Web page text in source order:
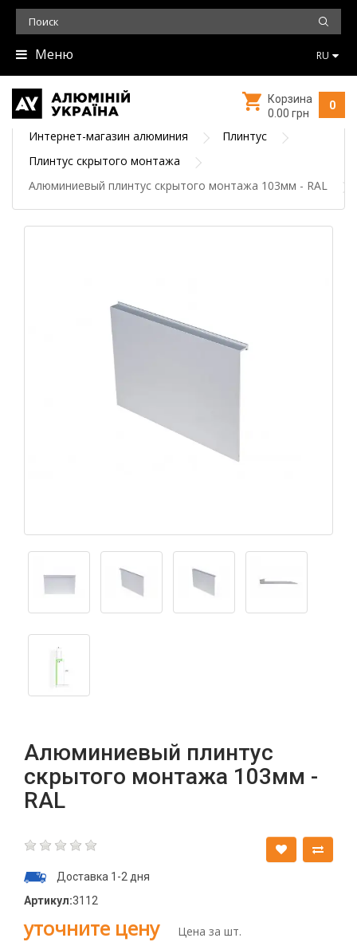
Меню RU
0
Корзина
0.00 грн
Интернет-магазин алюминия
Плинтус
Плинтус скрытого монтажа
Алюминиевый плинтус скрытого монтажа 103мм - RAL
Алюминиевый плинтус
скрытого монтажа 103мм -
RAL
Доставка 1-2 дня
Артикул:3112
уточните цену Цена за шт.